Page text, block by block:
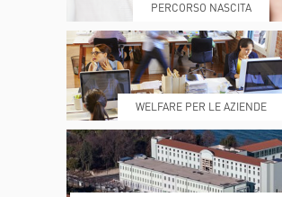
REFERTI REPARTI
PERCORSO NASCITA
WELFARE PER LE AZIENDE